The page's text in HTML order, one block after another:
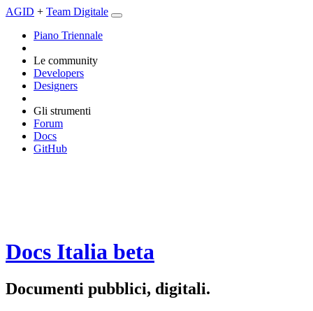
AGID + Team Digitale
Piano Triennale
Le community
Developers
Designers
Gli strumenti
Forum
Docs
GitHub
Docs Italia beta
Documenti pubblici, digitali.